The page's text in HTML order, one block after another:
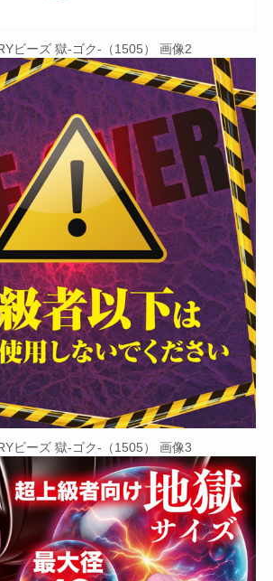
ビーズ 獄-ゴク-（1505） 画像2
ビーズ 獄-ゴク-（1505） 画像3